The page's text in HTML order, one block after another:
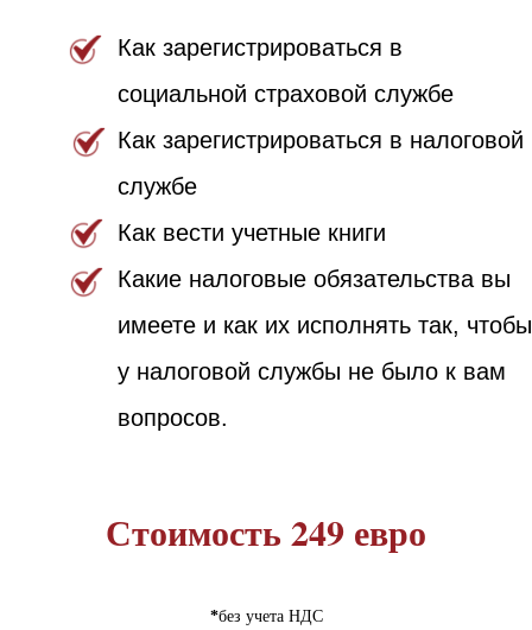
Полный доступ к Базе знаний
Информация регулярно актуализируется в
соответствии
у налоговой службы не было к вам
вопросов.
Стоимость 249 евро
*без учета НДС